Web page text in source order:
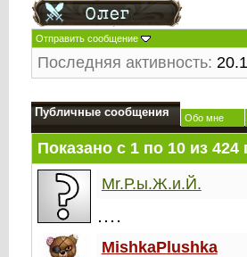
Отправить сообщение
Последняя активность:
Публичные сообщения Обо мне
Показано с 1 по 10из 424
Mr.Р.ы.Ж.и.Й.
….
MishkaPlushka